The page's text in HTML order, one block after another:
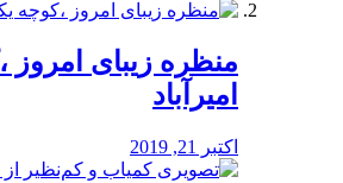
منظره‌‌ زیبای امروز
امیرآباد
اکتبر 21, 2019